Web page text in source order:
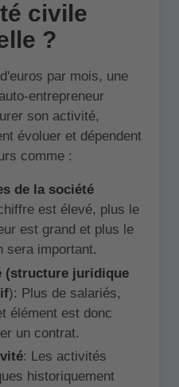
civile
?
par mois, une
entrepreneur
son activité,
évoluer et dépendent
comme :
de la société
est élevé, plus le
est grand et plus le
sera important.
(structure juridique
): Plus de salariés,
élément est donc
un contrat.
: Les activités
historiquement